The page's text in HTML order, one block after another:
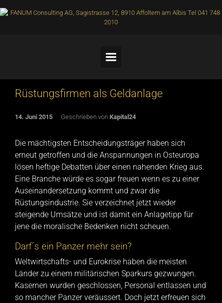
Skip to main content
Rüstungsfirmen als Geldanlage
14. Juni 2015 Geschrieben von Kapital24
Die mächtigsten Entscheidungsträger haben sich
erneut getroffen und die Anspannungen in Osteuropa
lösen heftige Debatten über einen nahenden Krieg aus.
Eine Branche würde es sogar freuen wenn es zu einer
Auseinandersetzung kommt und zwar die
Rüstungsindustrie. Sie verzeichnet jetzt wieder
steigende Umsätze und ist damit ein Anlagetipp für
jene die moralische Bedenken nicht scheuen.
Darf´s ein Panzer mehr sein?
Weltwirtschafts- und Eurokrise haben die meisten
Länder zu einem militärischen Sparkurs gezwungen.
Kasernen wurden geschlossen, Personal entlassen und
so mancher Panzer veräussert. Doch jetzt erfreuen sich